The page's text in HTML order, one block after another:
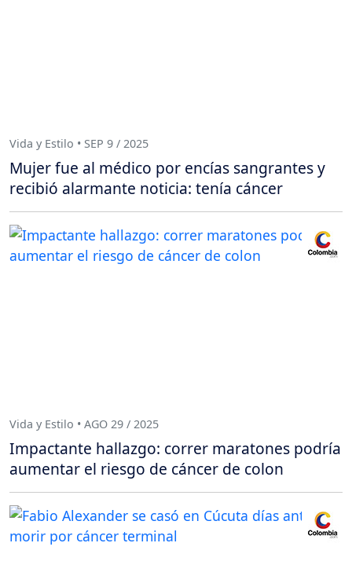
Vida y Estilo • SEP 9 / 2025
Mujer fue al médico por encías sangrantes y
recibió alarmante noticia: tenía cáncer
Vida y Estilo • AGO 29 / 2025
Impactante hallazgo: correr maratones podría
aumentar el riesgo de cáncer de colon